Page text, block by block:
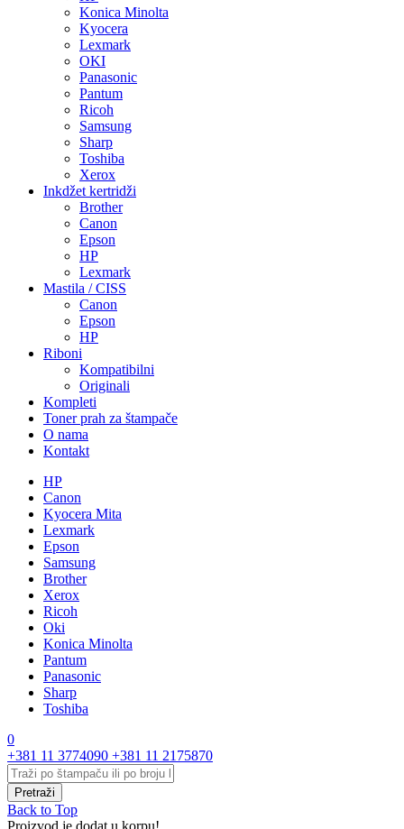
Konica Minolta
Kyocera
Lexmark
OKI
Panasonic
Pantum
Ricoh
Samsung
Sharp
Toshiba
Xerox
Inkdžet kertridži
Brother
Canon
Epson
HP
Lexmark
Mastila / CISS
Canon
Epson
HP
Riboni
Kompatibilni
Originali
Kompleti
Toner prah za štampače
O nama
Kontakt
HP
Canon
Kyocera Mita
Lexmark
Epson
Samsung
Brother
Xerox
Ricoh
Oki
Konica Minolta
Pantum
Panasonic
Sharp
Toshiba
0
+381 11 3774090 +381 11 2175870
Back to Top
Proizvod je dodat u korpu!